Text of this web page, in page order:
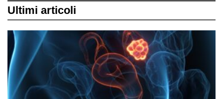
Ultimi articoli